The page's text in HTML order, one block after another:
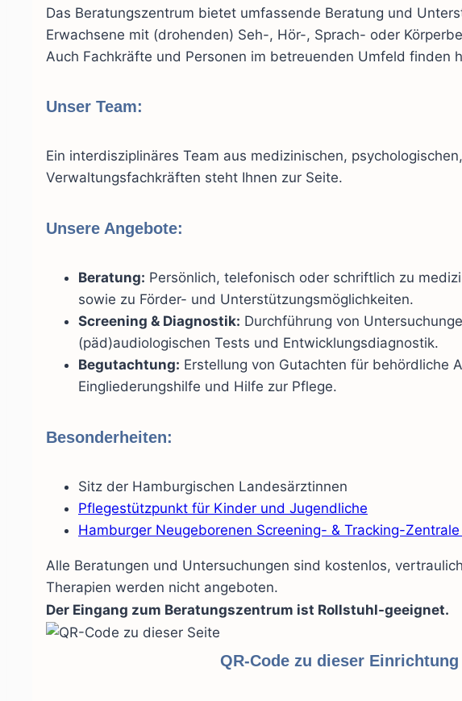
Das Beratungszentrum bietet umfassende Beratung und
Erwachsene mit (drohenden) Seh-, Hör-, Sprach- oder
Auch Fachkräfte und Personen im betreuenden Umfeld finden
Unser Team:
Ein interdisziplinäres Team aus medizinischen,
Verwaltungsfachkräften steht Ihnen zur Seite.
Unsere Angebote:
Beratung: Persönlich, telefonisch oder schriftlich zu
sowie zu Förder- und Unterstützungsmöglichkeiten.
Screening & Diagnostik: Durchführung von
(päd)audiologischen Tests und Entwicklungsdiagnostik.
Begutachtung: Erstellung von Gutachten für behördliche
Eingliederungshilfe und Hilfe zur Pflege.
Besonderheiten:
Sitz der Hamburgischen Landesärztinnen
Pflegestützpunkt für Kinder und Jugendliche
Hamburger Neugeborenen Screening- & Tracking-
Alle Beratungen und Untersuchungen sind kostenlos,
Therapien werden nicht angeboten.
Der Eingang zum Beratungszentrum ist Rollstuhl-geeignet.
QR-Code zu dieser Einrichtung